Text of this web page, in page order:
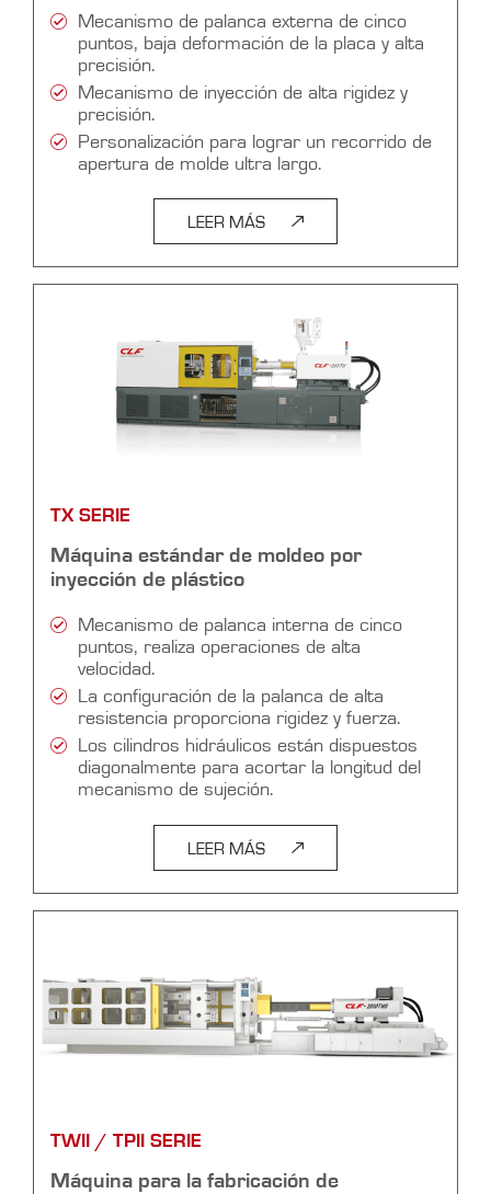
Mecanismo de palanca externa de cinco
puntos, baja deformación de la placa y alta
precisión.
Mecanismo de inyección de alta rigidez y
precisión.
Personalización para lograr un recorrido de
apertura de molde ultra largo.
LEER MÁS
TX SERIE
Máquina estándar de moldeo por
inyección de plástico
Mecanismo de palanca interna de cinco
puntos, realiza operaciones de alta
velocidad.
La configuración de la palanca de alta
resistencia proporciona rigidez y fuerza.
Los cilindros hidráulicos están dispuestos
diagonalmente para acortar la longitud del
mecanismo de sujeción.
LEER MÁS
TWII / TPII SERIE
Máquina para la fabricación de